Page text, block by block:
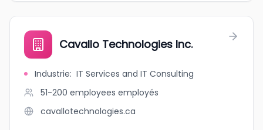
Cavallo Technologies Inc.
Industrie: IT Services and IT Consulting
51-200 employees employés
cavallotechnologies.ca